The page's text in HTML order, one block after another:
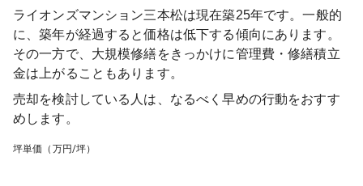
ライオンズマンション三本松は現在築25年です。一般的
に、築年が経過すると価格は低下する傾向にあります。
その一方で、大規模修繕をきっかけに管理費・修繕積立
金は上がることもあります。
売却を検討している人は、なるべく早めの行動をおすす
めします。
坪単価（万円/坪）